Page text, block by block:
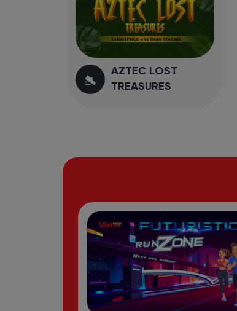
AZTEC LOST
TREASURES